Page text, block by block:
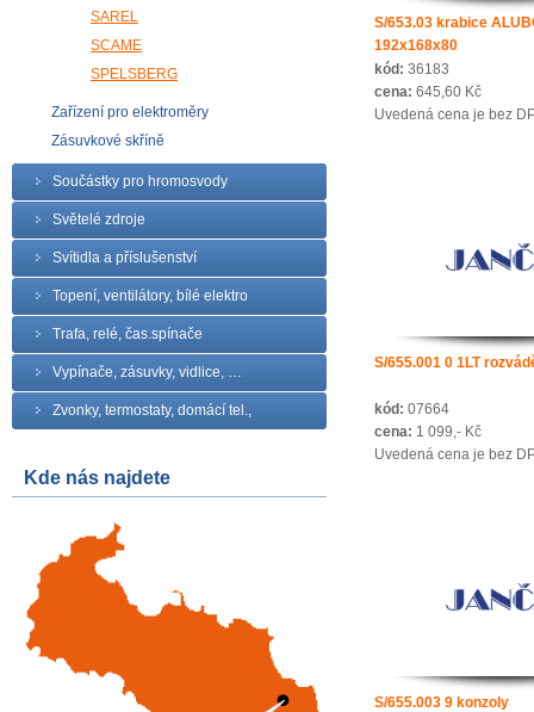
SAREL
SCAME
SPELSBERG
Zařízení pro elektroměry
Zásuvkové skříně
Součástky pro hromosvody
Světelé zdroje
Svítidla a příslušenství
Topení, ventilátory, bílé elektro
Trafa, relé, čas.spínače
Vypínače, zásuvky, vidlice, …
Zvonky, termostaty, domácí tel.,
Kde nás najdete
S/653.03 krabice
192x168x80
kód: 36183
cena: 645,60 Kč
Uvedená cena je bez
S/655.001 0 1LT
kód: 07664
cena: 1 099,- Kč
Uvedená cena je bez
S/655.003 9 konzoly